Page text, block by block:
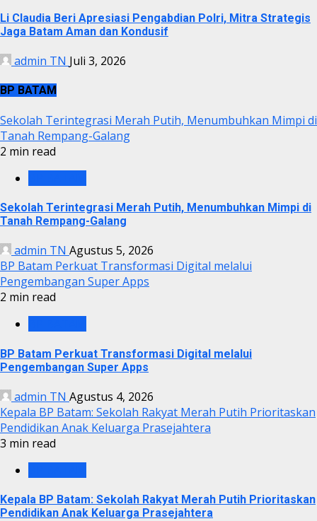
Li Claudia Beri Apresiasi Pengabdian Polri, Mitra Strategis
Jaga Batam Aman dan Kondusif
admin TN Juli 3, 2026
BP BATAM
Sekolah Terintegrasi Merah Putih, Menumbuhkan Mimpi di
Tanah Rempang-Galang
2 min read
Sekolah Terintegrasi Merah Putih, Menumbuhkan Mimpi di
Tanah Rempang-Galang
admin TN Agustus 5, 2026
BP Batam Perkuat Transformasi Digital melalui
Pengembangan Super Apps
2 min read
BP Batam Perkuat Transformasi Digital melalui
Pengembangan Super Apps
admin TN Agustus 4, 2026
Kepala BP Batam: Sekolah Rakyat Merah Putih Prioritaskan
Pendidikan Anak Keluarga Prasejahtera
3 min read
Kepala BP Batam: Sekolah Rakyat Merah Putih Prioritaskan
Pendidikan Anak Keluarga Prasejahtera